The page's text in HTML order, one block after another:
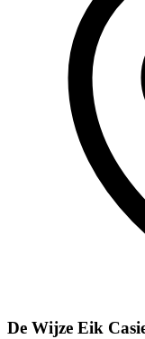
De Wijze Eik